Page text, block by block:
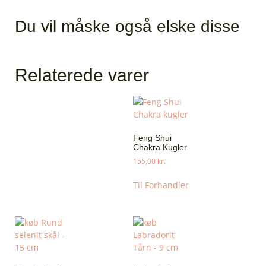
Du vil måske også elske disse
Relaterede varer
Feng Shui
Chakra Kugler
155,00 kr.
Til Forhandler